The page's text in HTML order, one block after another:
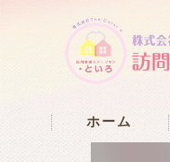
ホーム